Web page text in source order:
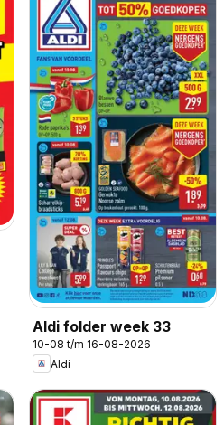
Aldi folder week 33
10-08 t/m 16-08-2026
Aldi